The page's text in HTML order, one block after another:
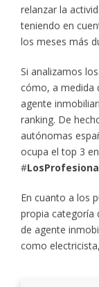
relanzar la
teniendo en
los meses más
Si analizamos
cómo, a medida
agente
ranking. De
autónomas
ocupa el top 3
#
En cuanto a los
propia categoría
de agente
como